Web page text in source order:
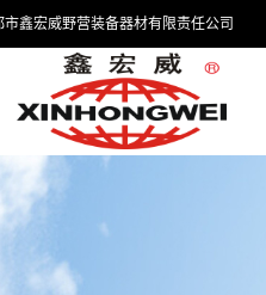
市鑫宏威野营装备器材有限责任公司